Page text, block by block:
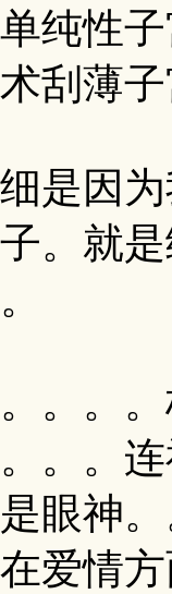
纯性
刮薄
是因
。就
。。
。。
眼神
爱情